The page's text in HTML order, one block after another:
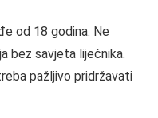
od 18 godina. Ne
bez savjeta liječnika.
pažljivo pridržavati